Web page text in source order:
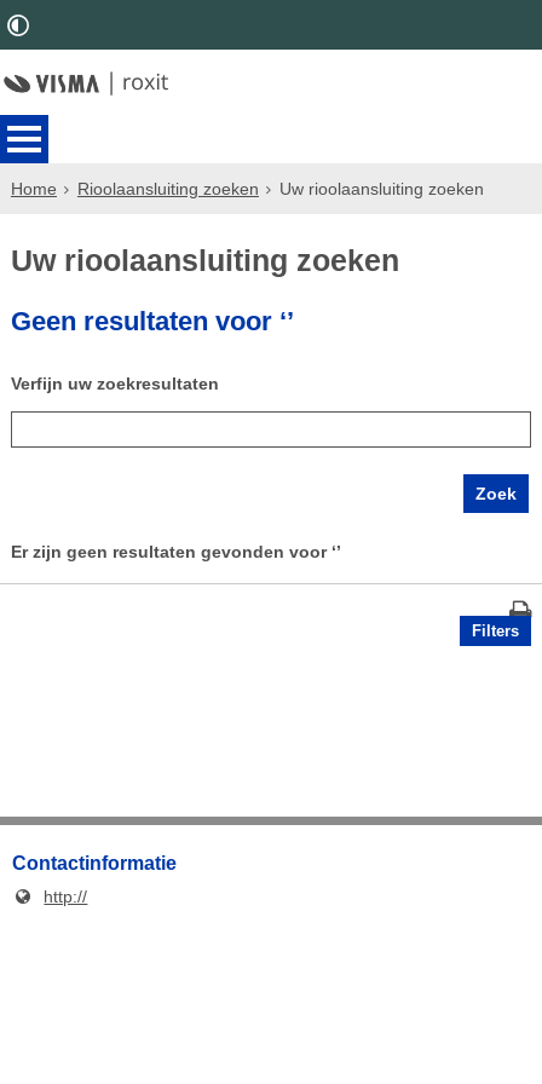
Home Rioolaansluiting zoeken Uw rioolaansluiting zoeken
Uw rioolaansluiting zoeken
Geen resultaten voor ‘’
Verfijn uw zoekresultaten
Er zijn geen resultaten gevonden voor ‘’
Filters
Contactinformatie
http://